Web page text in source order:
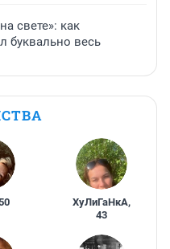
свете»: как
буквально весь
ХуЛиГаНкА,
43